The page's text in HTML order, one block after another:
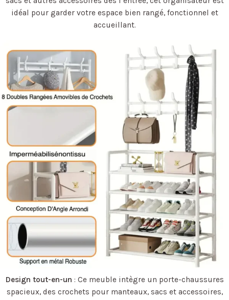
idéal pour garder votre espace bien rangé, fonctionnel et
accueillant.
Design tout-en-un : Ce meuble intègre un porte-chaussures
spacieux, des crochets pour manteaux, sacs et accessoires,